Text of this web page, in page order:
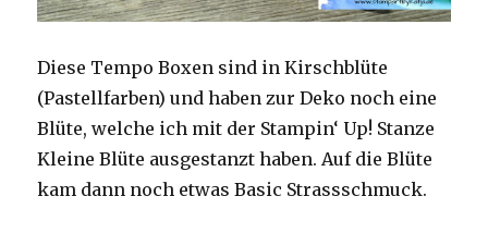
Diese Tempo Boxen sind in Kirschblüte
(Pastellfarben) und haben zur Deko noch eine
Blüte, welche ich mit der Stampin‘ Up! Stanze
Kleine Blüte ausgestanzt haben. Auf die Blüte
kam dann noch etwas Basic Strassschmuck.